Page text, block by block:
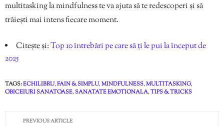
multitasking la mindfulness te va ajuta să te redescoperi și să
trăiești mai intens fiecare moment.
Citește și:Top 10 întrebări pe care să ți le pui la început de
2025
TAGS:ECHILIBRU,FAIN & SIMPLU,MINDFULNESS,MULTITASKING,
OBICEIURI SANATOASE,SANATATE EMOTIONALA,TIPS & TRICKS
PREVIOUS ARTICLE